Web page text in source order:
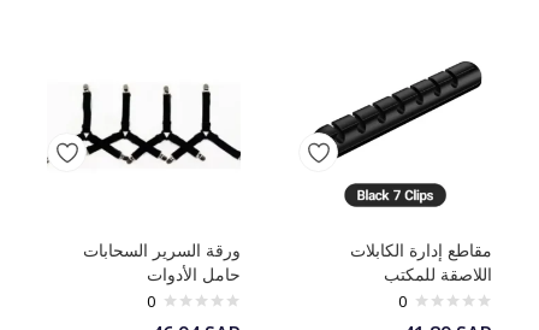
مقاطع إدارة الكابلات
اللاصقة للمكتب
0
ورقة السرير السحابات
حامل الأدوات
0